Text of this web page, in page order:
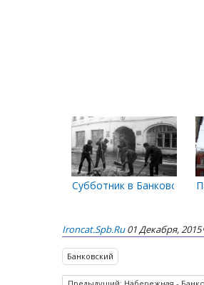
Субботник в Банковском
Ironcat.spb.ru 01 Декабря, 2015
Банковский